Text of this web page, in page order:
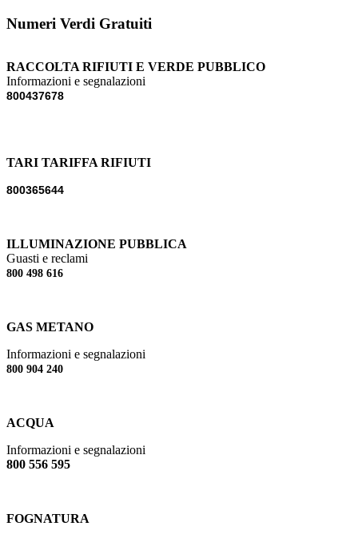
Numeri Verdi Gratuiti
RACCOLTA RIFIUTI E VERDE PUBBLICO
Informazioni e segnalazioni
800437678
TARI TARIFFA RIFIUTI
800365644
ILLUMINAZIONE PUBBLICA
Guasti e reclami
800 498 616
GAS METANO
Informazioni e segnalazioni
800 904 240
ACQUA
Informazioni e segnalazioni
800 556 595
FOGNATURA